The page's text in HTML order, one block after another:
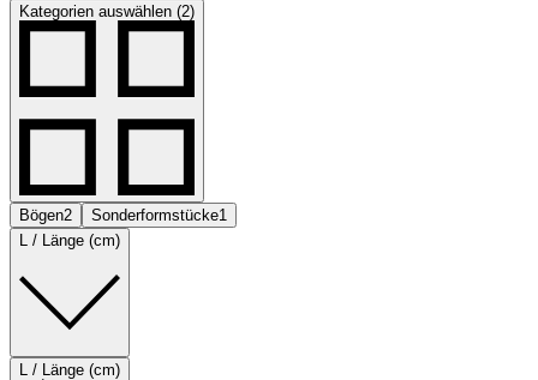
Kategorien auswählen (2)
Bögen2 Sonderformstücke1
L / Länge (cm)
L / Länge (cm)